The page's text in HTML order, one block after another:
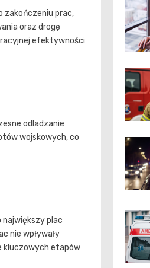
zakończeniu prac,
oraz drogę
efektywności
odladzanie
wojskowych, co
największy plac
nie wpływały
kluczowych etapów